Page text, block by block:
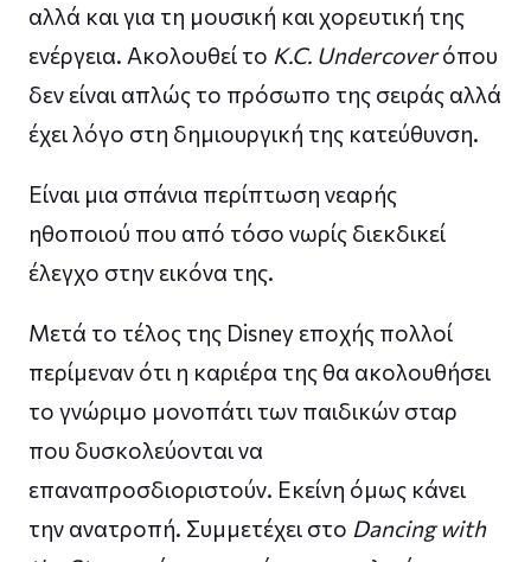
αλλά και για τη μουσική και χορευτική της
ενέργεια. Ακολουθεί το K.C. Undercoverόπου
δεν είναι απλώς το πρόσωπο της σειράς αλλά
έχει λόγο στη δημιουργική της κατεύθυνση.
Είναι μια σπάνια περίπτωση νεαρής
ηθοποιού που από τόσο νωρίς διεκδικεί
έλεγχο στην εικόνα της.
Μετά το τέλος της Disney εποχής πολλοί
περίμεναν ότι η καριέρα της θα ακολουθήσει
το γνώριμο μονοπάτι των παιδικών σταρ
που δυσκολεύονται να
επαναπροσδιοριστούν. Εκείνη όμως κάνει
την ανατροπή. Συμμετέχει στο Dancing with